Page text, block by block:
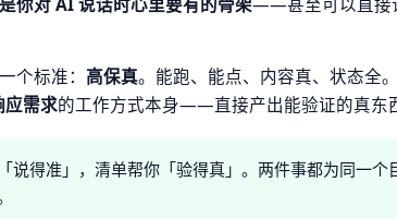
个标准： 高保真。能跑、能点、内容真、状态全
应需求的工作方式本身——直接产出能验证的真东
说得准」，清单帮你「验得真」。两件事都为同一